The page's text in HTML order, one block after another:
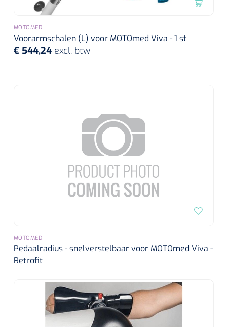
MOTOMED
Voorarmschalen (L) voor MOTOmed Viva - 1 st
€ 544,24 excl. btw
MOTOMED
Pedaalradius - snelverstelbaar voor MOTOmed Viva -
Retrofit